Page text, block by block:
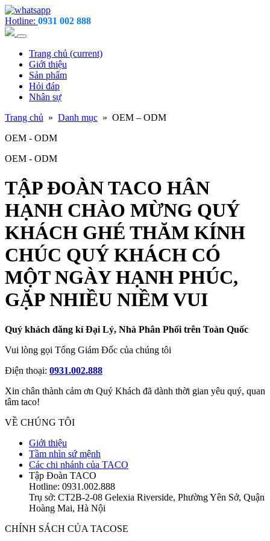
Hotline: 0931 002 888
Trang chủ (current)
Giới thiệu
Sản phẩm
Hỏi đáp
Nhân sự
Trang chủ » Danh mục » OEM – ODM
OEM - ODM
OEM - ODM
TẬP ĐOÀN TACO HÂN
HẠNH CHÀO MỪNG QUÝ
KHÁCH GHÉ THĂM KÍNH
CHÚC QUÝ KHÁCH CÓ
MỘT NGÀY HẠNH PHÚC,
GẶP NHIỀU NIỀM VUI
Quý khách đăng kí Đại Lý, Nhà Phân Phối trên Toàn Quốc
Vui lòng gọi Tổng Giám Đốc của chúng tôi
Điện thoại: 0931.002.888
Xin chân thành cảm ơn Quý Khách đã dành thời gian yêu quý, quan
tâm taco!
VỀ CHÚNG TÔI
Giới thiệu
Tầm nhìn sứ mệnh
Các chi nhánh của TACO
Tập Đoàn TACO
Hotline: 0931.002.888
Trụ sở: CT2B-2-08 Gelexia Riverside, Phường Yên Sở, Quận
Hoàng Mai, Hà Nội
CHÍNH SÁCH CỦA TACOSE